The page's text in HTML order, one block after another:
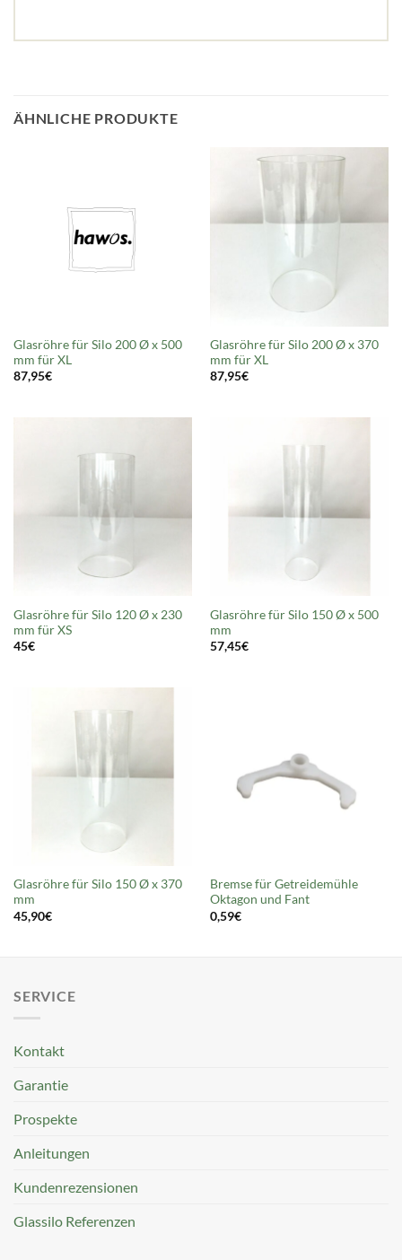
ÄHNLICHE PRODUKTE
Glasröhre für Silo 200 Ø x 500
mm für XL
87,95€
Glasröhre für Silo 200 Ø x 370
mm für XL
87,95€
Glasröhre für Silo 120 Ø x 230
mm für XS
45€
Glasröhre für Silo 150 Ø x 500
mm
57,45€
Glasröhre für Silo 150 Ø x 370
mm
45,90€
Bremse für Getreidemühle
Oktagon und Fant
0,59€
SERVICE
Kontakt
Garantie
Prospekte
Anleitungen
Kundenrezensionen
Glassilo Referenzen